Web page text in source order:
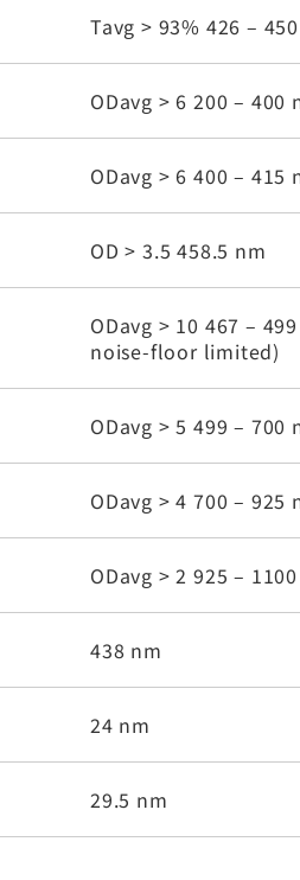
Tavg > 93% 426 –
ODavg > 6 200 – 400
ODavg > 6 400 – 415
OD > 3.5 458.5 nm
ODavg > 10 467 –
noise-floor limited)
ODavg > 5 499 – 700
ODavg > 4 700 – 925
ODavg > 2 925 –
438 nm
24 nm
29.5 nm